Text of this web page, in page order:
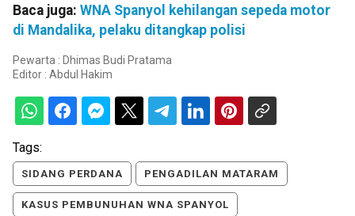
Baca juga: WNA Spanyol kehilangan sepeda motor
di Mandalika, pelaku ditangkap polisi
Pewarta : Dhimas Budi Pratama
Editor : Abdul Hakim
Tags:
SIDANG PERDANA PENGADILAN MATARAM
KASUS PEMBUNUHAN WNA SPANYOL